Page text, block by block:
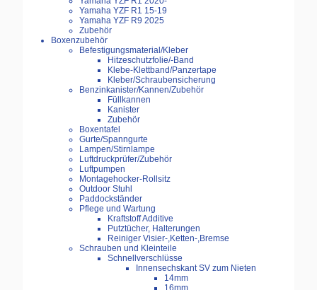
Yamaha YZF R1 15-19
Yamaha YZF R9 2025
Zubehör
Boxenzubehör
Befestigungsmaterial/Kleber
Hitzeschutzfolie/-Band
Klebe-Klettband/Panzertape
Kleber/Schraubensicherung
Benzinkanister/Kannen/Zubehör
Füllkannen
Kanister
Zubehör
Boxentafel
Gurte/Spanngurte
Lampen/Stirnlampe
Luftdruckprüfer/Zubehör
Luftpumpen
Montagehocker-Rollsitz
Outdoor Stuhl
Paddockständer
Pflege und Wartung
Kraftstoff Additive
Putztücher, Halterungen
Reiniger Visier-,Ketten-,Bremse
Schrauben und Kleinteile
Schnellverschlüsse
Innensechskant SV zum Nieten
14mm
16mm